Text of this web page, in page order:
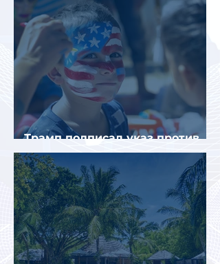
Трамп подписал указ против
«родильного туризма» в США